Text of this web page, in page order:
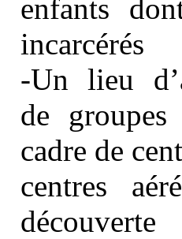
enfants
incarcérés
-Un lieu
de groupes
cadre de
centres
découverte